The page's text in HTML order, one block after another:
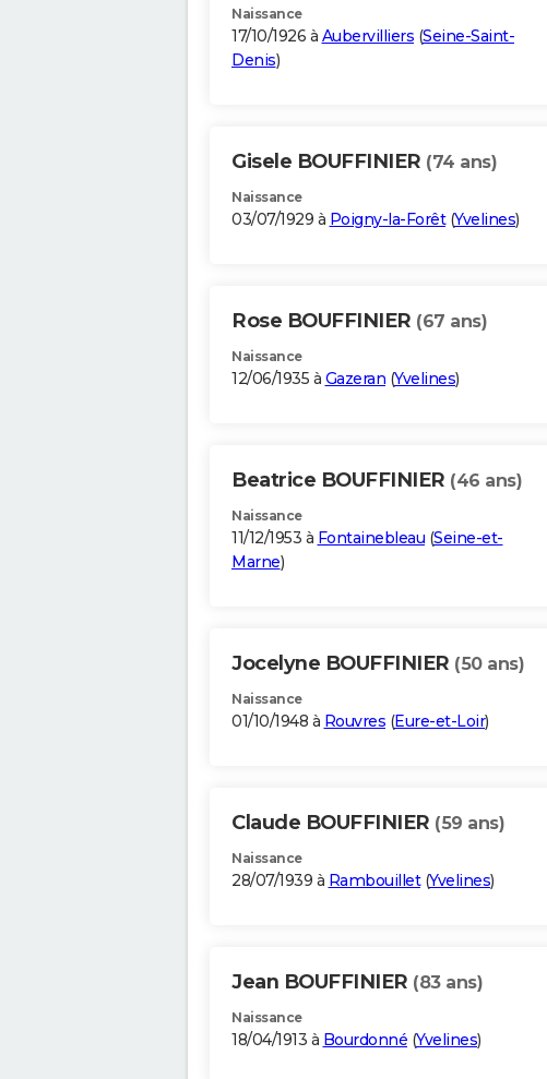
Naissance
17/10/1926 à Aubervilliers (Seine-Saint-
Denis)
Gisele BOUFFINIER (74 ans)
Naissance
03/07/1929 à Poigny-la-Forêt(Yvelines)
Rose BOUFFINIER (67 ans)
Naissance
12/06/1935 à Gazeran (Yvelines)
Beatrice BOUFFINIER (46 ans)
Naissance
11/12/1953 à Fontainebleau (Seine-et-
Marne)
Jocelyne BOUFFINIER (50 ans)
Naissance
01/10/1948 à Rouvres (Eure-et-Loir)
Claude BOUFFINIER (59 ans)
Naissance
28/07/1939 à Rambouillet(Yvelines)
Jean BOUFFINIER (83 ans)
Naissance
18/04/1913 à Bourdonné (Yvelines)